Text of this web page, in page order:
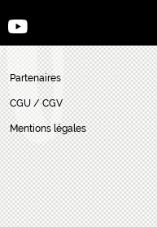
Partenaires
CGU / CGV
Mentions légales